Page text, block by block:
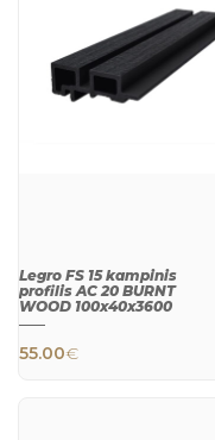
Legro FS 15 kampinis
profilis AC 20 BURNT
WOOD 100x40x3600
55.00€